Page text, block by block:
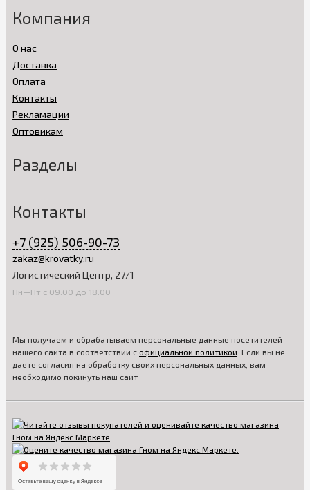
Компания
О нас
Доставка
Оплата
Контакты
Рекламации
Оптовикам
Разделы
Контакты
+7 (925) 506-90-73
zakaz@krovatky.ru
Логистический Центр, 27/1
Пн—Пт с 09:00 до 18:00
Мы получаем и обрабатываем персональные данные посетителей
нашего сайта в соответствии с официальной политикой . Если вы не
даете согласия на обработку своих персональных данных, вам
необходимо покинуть наш сайт